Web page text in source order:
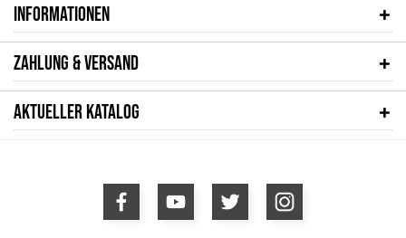
INFORMATIONEN
ZAHLUNG & VERSAND
AKTUELLER KATALOG